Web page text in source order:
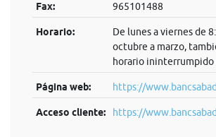
Fax: 965101488
Horario:
De lunes a viernes de
octubre a marzo,
horario ininterrumpido
Página web: https://
Acceso cliente: https://